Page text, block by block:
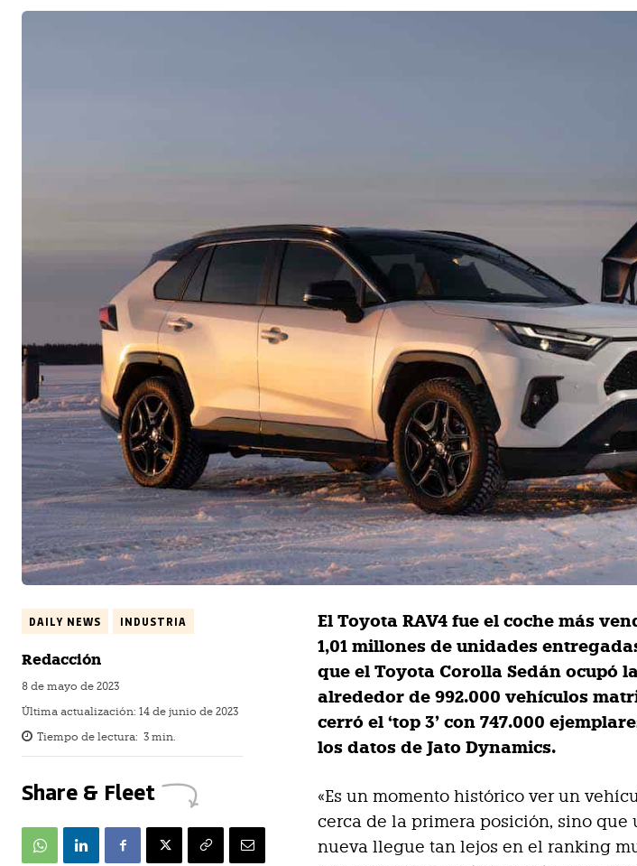
DAILY NEWS INDUSTRIA
Redacción
8 de mayo de 2023
Última actualización: 14 de junio de 2023
Tiempo de lectura: 3 min.
Share & Fleet
El Toyota RAV4 fue el coche más
1,01 millones de unidades
que el Toyota Corolla Sedán ocupó
alrededor de 992.000 vehículos
cerró el ‘top 3’ con 747.000
los datos de Jato Dynamics.
«Es un momento histórico ver un
cerca de la primera posición, sino que
nueva llegue tan lejos en el ranking